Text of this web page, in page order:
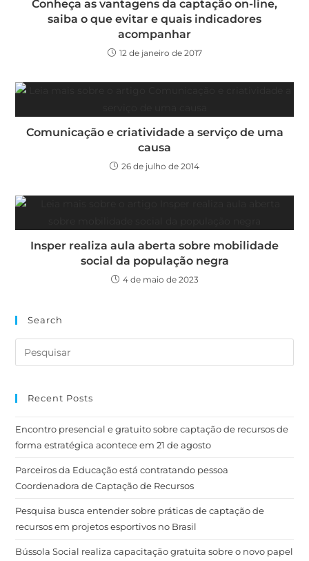
Conheça as vantagens da captação on-line,
saiba o que evitar e quais indicadores
acompanhar
12 de janeiro de 2017
Comunicação e criatividade a serviço de uma
causa
26 de julho de 2014
Insper realiza aula aberta sobre mobilidade
social da população negra
4 de maio de 2023
Search
Recent Posts
Encontro presencial e gratuito sobre captação de recursos de
forma estratégica acontece em 21 de agosto
Parceiros da Educação está contratando pessoa
Coordenadora de Captação de Recursos
Pesquisa busca entender sobre práticas de captação de
recursos em projetos esportivos no Brasil
Bússola Social realiza capacitação gratuita sobre o novo papel